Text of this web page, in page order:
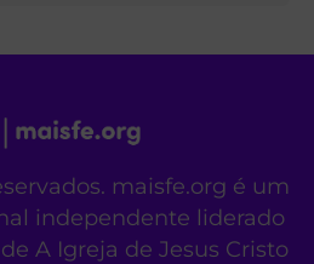
maisfe.org é um
independente liderado
A Igreja de Jesus Cristo